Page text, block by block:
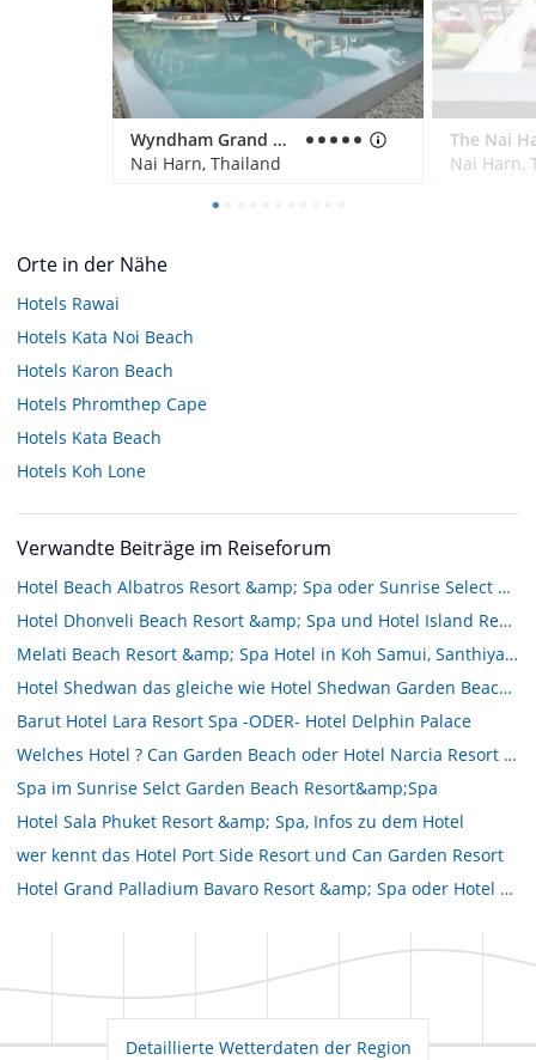
Wyndham Grand Nai Harn Beach Phuket
Nai Harn, Thailand
Nai Harn,
Orte in der Nähe
Hotels Rawai
Hotels Kata Noi Beach
Hotels Karon Beach
Hotels Phromthep Cape
Hotels Kata Beach
Hotels Koh Lone
Verwandte Beiträge im Reiseforum
Hotel Beach Albatros Resort &amp; Spa oder Sunrise Select Garden Beach Resort &amp; Spa
Hotel Dhonveli Beach Resort &amp; Spa und Hotel Island Resort &amp; Spa???
Melati Beach Resort &amp; Spa Hotel in Koh Samui, Santhiya Resort Spa,
Hotel Shedwan das gleiche wie Hotel Shedwan Garden Beach Resort??
Barut Hotel Lara Resort Spa -ODER- Hotel Delphin Palace
Welches Hotel ? Can Garden Beach oder Hotel Narcia Resort Side
Spa im Sunrise Selct Garden Beach Resort&amp;Spa
Hotel Sala Phuket Resort &amp; Spa, Infos zu dem Hotel
wer kennt das Hotel Port Side Resort und Can Garden Resort
Hotel Grand Palladium Bavaro Resort &amp; Spa oder Hotel Punta Cana Princess???
Detaillierte Wetterdaten der Region